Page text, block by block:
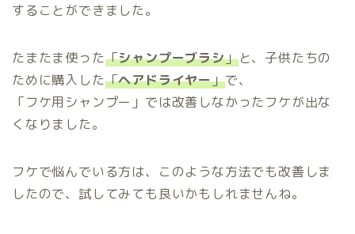
することができました。
たまたま使った「シャンプーブラシ」と、子供たちの
ために購入した「ヘアドライヤー」で、
「フケ用シャンプー」では改善しなかったフケが出な
くなりました。
フケで悩んでいる方は、このような方法でも改善しま
したので、試してみても良いかもしれませんね。